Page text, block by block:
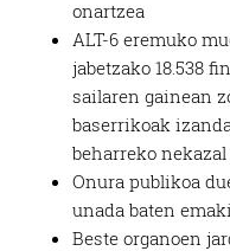
onartzea
ALT-6 eremuko
jabetzako 18.538
sailaren gainean
baserrikoak
beharreko
Onura publikoa
unada baten
Beste organoen